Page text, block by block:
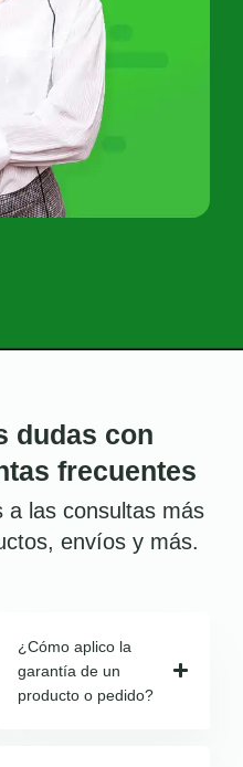
dudas con
frecuentes
a las consultas más
envíos y más.
¿Cómo aplico la
garantía de un
producto o pedido?